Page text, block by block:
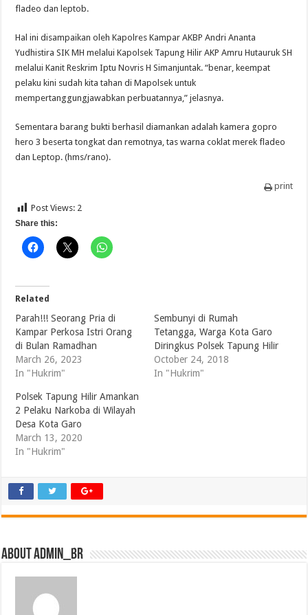
fladeo dan leptob.
Hal ini disampaikan oleh Kapolres Kampar AKBP Andri Ananta
Yudhistira SIK MH melalui Kapolsek Tapung Hilir AKP Amru Hutauruk SH
melalui Kanit Reskrim Iptu Novris H Simanjuntak. “benar, keempat
pelaku kini sudah kita tahan di Mapolsek untuk
mempertanggungjawabkan perbuatannya,” jelasnya.
Sementara barang bukti berhasil diamankan adalah kamera gopro
hero 3 beserta tongkat dan remotnya, tas warna coklat merek fladeo
dan Leptop. (hms/rano).
print
Post Views: 2
Share this:
Related
Parah!!! Seorang Pria di
Kampar Perkosa Istri Orang
di Bulan Ramadhan
March 26, 2023
In "Hukrim"
Sembunyi di Rumah
Tetangga, Warga Kota Garo
Diringkus Polsek Tapung Hilir
October 24, 2018
In "Hukrim"
Polsek Tapung Hilir Amankan
2 Pelaku Narkoba di Wilayah
Desa Kota Garo
March 13, 2020
In "Hukrim"
About admin_br